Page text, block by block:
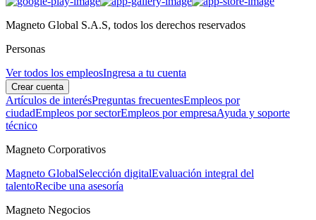
Magneto Global S.A.S, todos los derechos reservados
Personas
Ver todos los empleosIngresa a tu cuenta
Crear cuenta
Artículos de interésPreguntas frecuentesEmpleos por
ciudadEmpleos por sectorEmpleos por empresaAyuda y soporte
técnico
Magneto Corporativos
Magneto GlobalSelección digitalEvaluación integral del
talentoRecibe una asesoría
Magneto Negocios